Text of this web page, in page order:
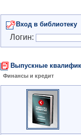
Вход в библиотеку
Логин:
Выпускные
Финансы и кредит